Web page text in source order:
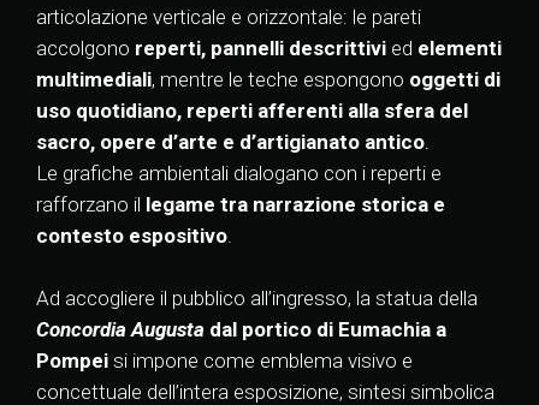
articolazione verticale e orizzontale: le pareti
accolgono reperti, pannelli descrittivi ed elementi
multimediali, mentre le teche espongono oggetti di
uso quotidiano, reperti afferenti alla sfera del
sacro, opere d’arte e d’artigianato antico.
Le grafiche ambientali dialogano con i reperti e
rafforzano il legame tra narrazione storica e
contesto espositivo
Ad accogliere il pubblico all’ingresso, la statua della
Concordia Augusta dal portico di Eumachia a
Pompei si impone come emblema visivo e
concettuale dell’intera esposizione, sintesi simbolica